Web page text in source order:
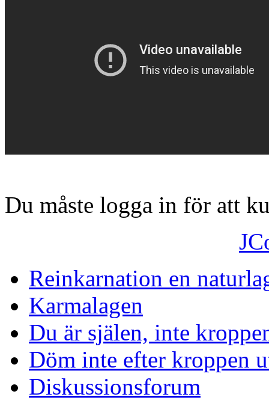
Du måste logga in för att
Reinkarnation en
Karmalagen
Du är själen, inte
Döm inte efter kroppen
Diskussionsforum